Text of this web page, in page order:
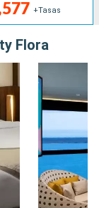
+Tasas
Flora